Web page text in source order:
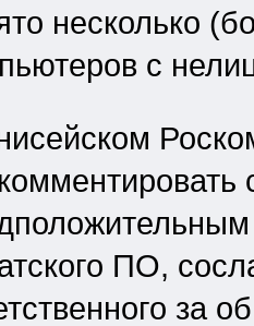
несколько
с
ПО,
за